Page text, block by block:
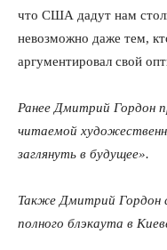
что США дадут нам
невозможно даже тем,
аргументировал свой
Ранее Дмитрий Гордон
читаемой
заглянуть в будущее».
Также Дмитрий Гордон
полного блэкаута в